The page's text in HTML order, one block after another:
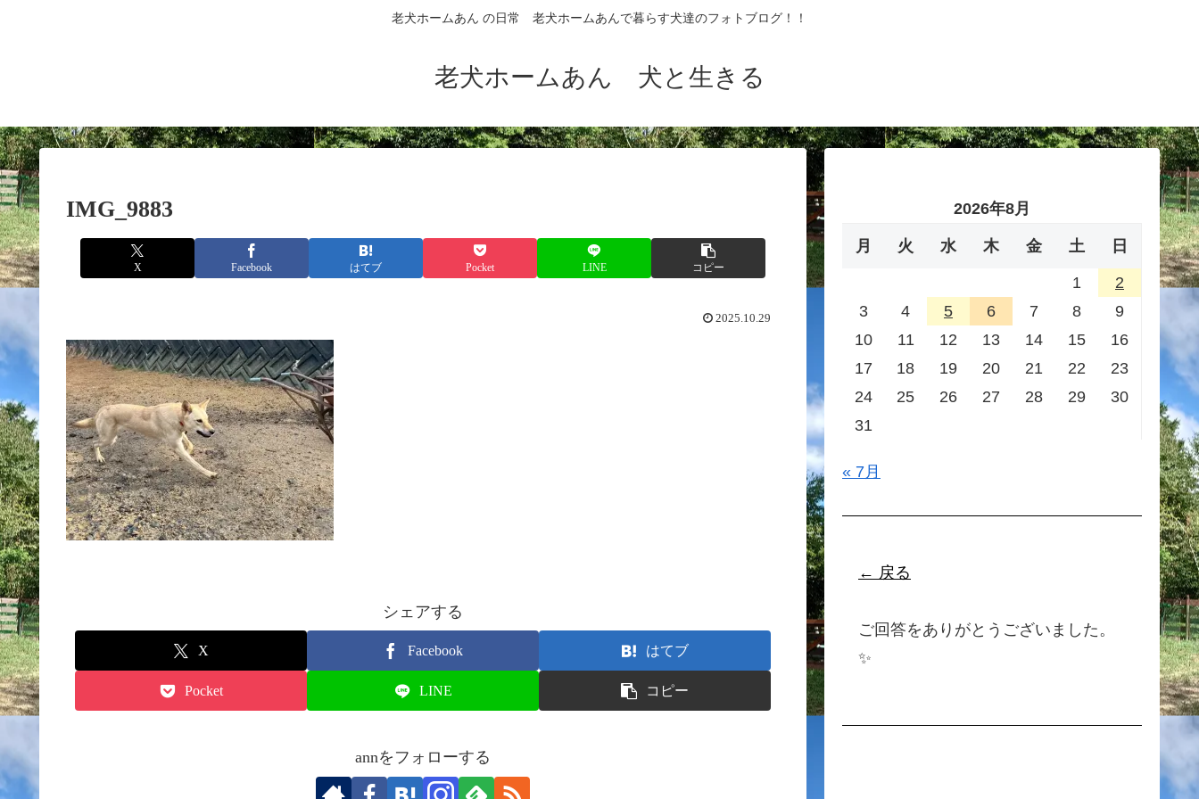
老犬ホームあん の日常 老犬ホームあんで暮らす犬達のフォトブログ！！
老犬ホームあん 犬と生きる
IMG_9883
X Facebook はてブ Pocket LINE コピー
2025.10.29
シェアする
X Facebook はてブ
Pocket LINE コピー
annをフォローする
2026年8月
月 火 水 木 金 土 日
1
2
3
4 5 6 7 8
9
10
11 12 13 14 15
16
17
18 19 20 21 22
23
24
25 26 27 28 29
30
31
« 7月
← 戻る
ご回答をありがとうございました。
✨